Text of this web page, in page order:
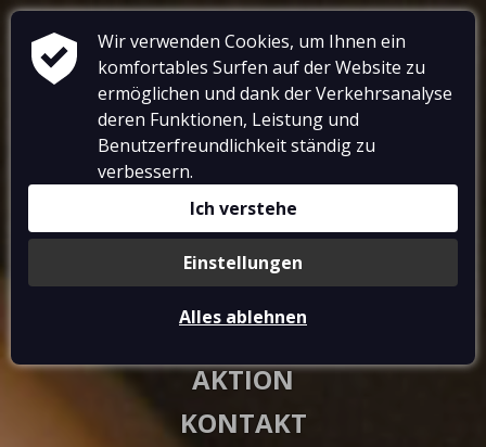
RESTAURANT
UNTERKUNFT
GALERIE
VOUCHERS
AKTIVITÄTEN
AKTION
KONTAKT
Wir verwenden Cookies, um Ihnen ein
komfortables Surfen auf der Website zu
ermöglichen und dank der Verkehrsanalyse
deren Funktionen, Leistung und
Benutzerfreundlichkeit ständig zu
verbessern.
Ich verstehe
Einstellungen
Alles ablehnen